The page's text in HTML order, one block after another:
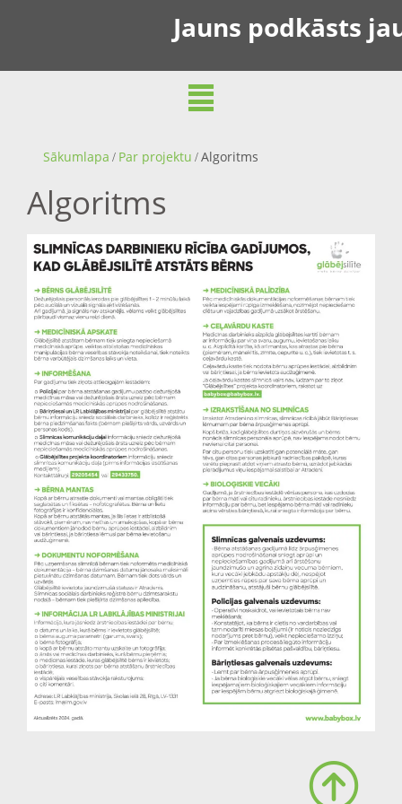
Jauns podkāsts
Sākumlapa Par projektu Algoritms
Algoritms